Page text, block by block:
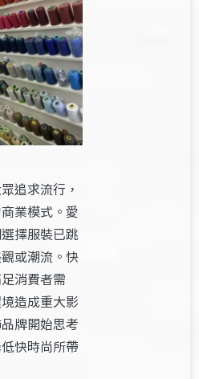
追求流行，
業模式。愛
擇服裝已跳
或潮流。快
消費者需
造成重大影
牌開始思考
快時尚所帶